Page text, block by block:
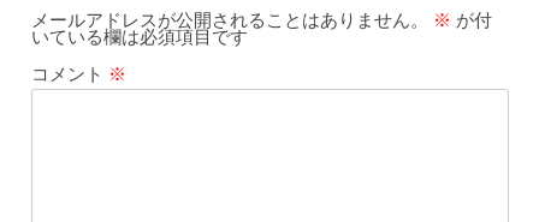
メールアドレスが公開されることはありません。 ※ が付
いている欄は必須項目です
コメント ※